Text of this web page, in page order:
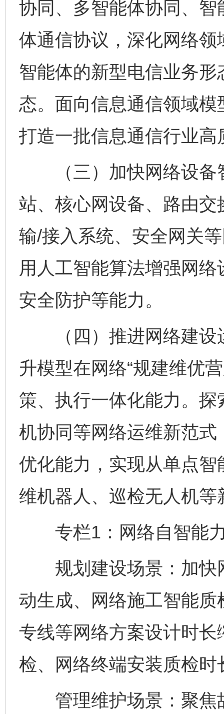
协同、多智能体协同、
体通信协议，深化网络
智能体的新型电信业务
态。面向信息通信领域
打造一批信息通信行业高
（三）加快网络设备
站、核心网设备、路由
输/接入系统、安全网关
用人工智能算法增强网
安全防护等能力。
（四）推进网络建设
升模型在网络“规建维优
策、执行一体化能力。
机协同等网络运维新范
优化能力，实现从单点
维机器人、巡检无人机
专栏1：网络自智能
规划建设场景：加快
动生成、网络施工智能
专线等网络方案设计时
检、网络终端安装质检
管理维护场景：聚焦